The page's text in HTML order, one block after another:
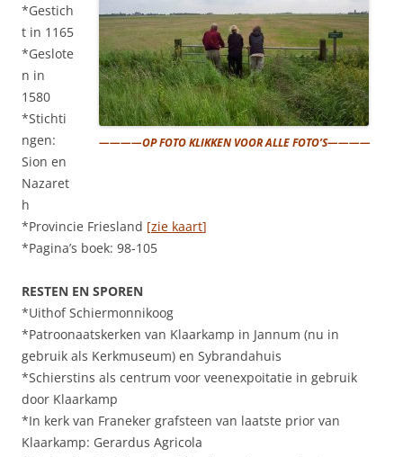
————OP FOTO KLIKKEN VOOR ALLE FOTO’S————
*Gestich
t in 1165
*Geslote
n in
1580
*Stichti
ngen:
Sion en
Nazaret
h
*Provincie Friesland [zie kaart]
*Pagina’s boek: 98-105
RESTEN EN SPOREN
*Uithof Schiermonnikoog
*Patroonaatskerken van Klaarkamp in Jannum (nu in
gebruik als Kerkmuseum) en Sybrandahuis
*Schierstins als centrum voor veenexpoitatie in gebruik
door Klaarkamp
*In kerk van Franeker grafsteen van laatste prior van
Klaarkamp: Gerardus Agricola